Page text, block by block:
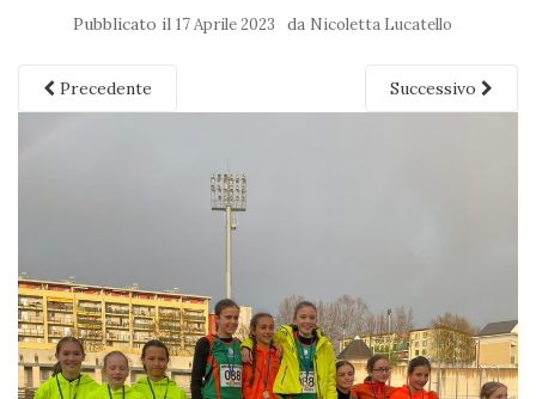
Pubblicato il 17 Aprile 2023 da Nicoletta Lucatello
Precedente Successivo